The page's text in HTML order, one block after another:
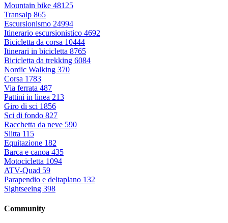
Mountain bike 48125
Transalp 865
Escursionismo 24994
Itinerario escursionistico 4692
Bicicletta da corsa 10444
Itinerari in bicicletta 8765
Bicicletta da trekking 6084
Nordic Walking 370
Corsa 1783
Via ferrata 487
Pattini in linea 213
Giro di sci 1856
Sci di fondo 827
Racchetta da neve 590
Slitta 115
Equitazione 182
Barca e canoa 435
Motocicletta 1094
ATV-Quad 59
Parapendio e deltaplano 132
Sightseeing 398
Community